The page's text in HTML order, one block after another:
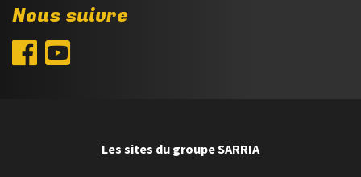
Nous suivre
Les sites du groupe SARRIA